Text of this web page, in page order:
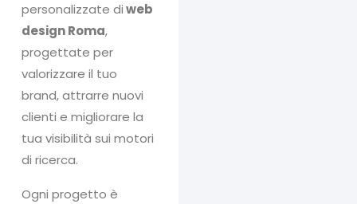
personalizzate diweb
design Roma,
progettate per
valorizzare il tuo
brand, attrarre nuovi
clienti e migliorare la
tua visibilità sui motori
di ricerca.
Ogni progetto è